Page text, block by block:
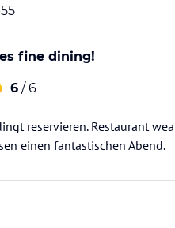
fine dining!
6 / 6
reservieren. Restaurant
einen fantastischen Abend.